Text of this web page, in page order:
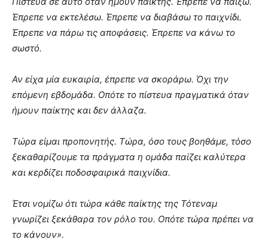
Έπρεπε να εκτελέσω. Έπρεπε να διαβάσω το παιχνίδι.
Έπρεπε να πάρω τις αποφάσεις. Έπρεπε να κάνω το
σωστό.
Αν είχα μία ευκαιρία, έπρεπε να σκοράρω. Όχι την
επόμενη εβδομάδα. Οπότε το πίστευα πραγματικά όταν
ήμουν παίκτης και δεν άλλαζα.
Τώρα είμαι προπονητής. Τώρα, όσο τους βοηθάμε, τόσο
ξεκαθαρίζουμε τα πράγματα η ομάδα παίζει καλύτερα
και κερδίζει ποδοσφαιρικά παιχνίδια.
Έτσι νομίζω ότι τώρα κάθε παίκτης της Τότεναμ
γνωρίζει ξεκάθαρα τον ρόλο του. Οπότε τώρα πρέπει να
το κάνουν».